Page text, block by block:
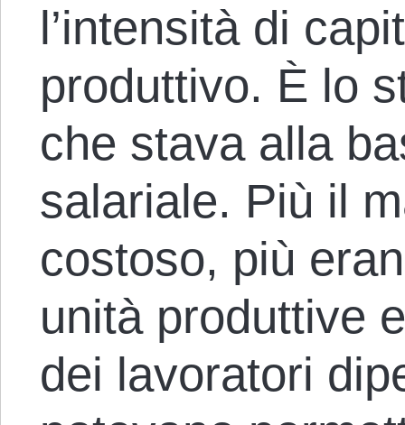
l’intensità di
produttivo. È lo
che stava alla
salariale. Più il
costoso, più
unità produttive
dei lavoratori